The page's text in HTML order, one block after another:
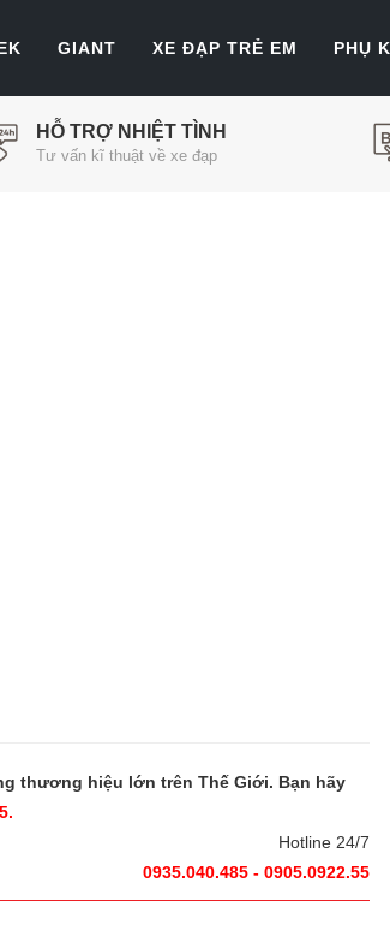
GIANT XE ĐẠP TRẺ EM PHỤ
HỖ TRỢ NHIỆT TÌNH
Tư vấn kĩ thuật về xe đạp
thương hiệu lớn trên Thế Giới. Bạn hãy
Hotline 24/7
0935.040.485 - 0905.0922.55